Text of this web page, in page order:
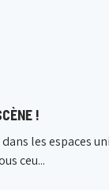
!
les espaces
ceu...